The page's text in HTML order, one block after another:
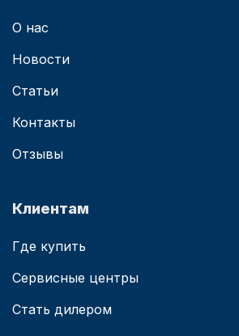
О нас
Новости
Статьи
Контакты
Отзывы
Клиентам
Где купить
Сервисные центры
Стать дилером